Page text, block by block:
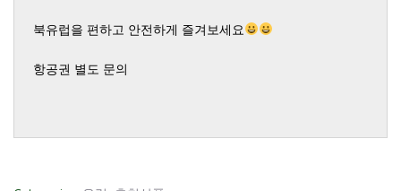
북유럽을 편하고 안전하게 즐겨보세요
항공권 별도 문의